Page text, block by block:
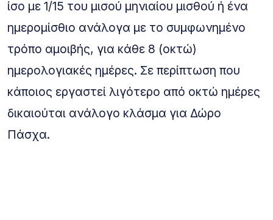
ίσο με 1/15 του μισού μηνιαίου μισθού ή ένα
ημερομίσθιο ανάλογα με το συμφωνημένο
τρόπο αμοιβής, για κάθε 8 (οκτώ)
ημερολογιακές ημέρες. Σε περίπτωση που
κάποιος εργαστεί λιγότερο από οκτώ ημέρες
δικαιούται ανάλογο κλάσμα για Δώρο
Πάσχα.